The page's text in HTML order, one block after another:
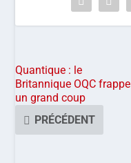
Quantique : le
Britannique OQC frappe
un grand coup
PRÉCÉDENT